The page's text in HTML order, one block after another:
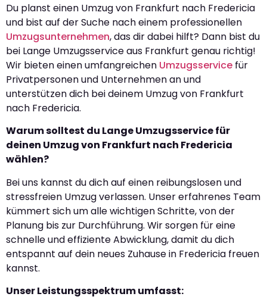
Du planst einen Umzug von Frankfurt nach Fredericia
und bist auf der Suche nach einem professionellen
Umzugsunternehmen, das dir dabei hilft? Dann bist du
bei Lange Umzugsservice aus Frankfurt genau richtig!
Wir bieten einen umfangreichen Umzugsservice für
Privatpersonen und Unternehmen an und
unterstützen dich bei deinem Umzug von Frankfurt
nach Fredericia.
Warum solltest du Lange Umzugsservice für
deinen Umzug von Frankfurt nach Fredericia
wählen?
Bei uns kannst du dich auf einen reibungslosen und
stressfreien Umzug verlassen. Unser erfahrenes Team
kümmert sich um alle wichtigen Schritte, von der
Planung bis zur Durchführung. Wir sorgen für eine
schnelle und effiziente Abwicklung, damit du dich
entspannt auf dein neues Zuhause in Fredericia freuen
kannst.
Unser Leistungsspektrum umfasst: